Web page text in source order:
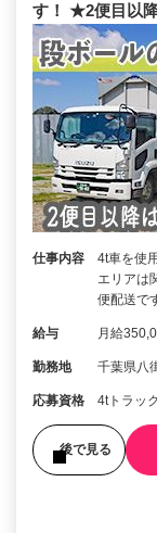
す！ ★2便目以
仕事内容
4t車を使
エリアは
便配送で
給与 月給
勤務地 千葉県八
応募資格 4tトラッ
後で見る